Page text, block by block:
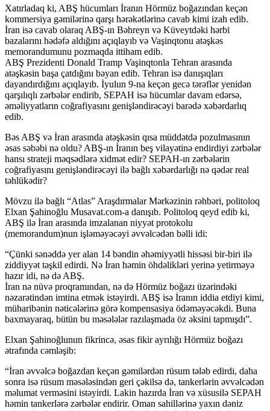
Xatırladaq ki, ABŞ hücumları İranın Hörmüz boğazından keçən
kommersiya gəmilərinə qarşı hərəkətlərinə cavab kimi izah edib.
İran isə cavab olaraq ABŞ-ın Bəhreyn və Küveytdəki hərbi
bazalarını hədəfə aldığını açıqlayıb və Vaşinqtonu atəşkəs
memorandumunu pozmaqda ittiham edib.
ABŞ Prezidenti Donald Tramp Vaşinqtonla Tehran arasında
atəşkəsin başa çatdığını bəyan edib. Tehran isə danışıqları
dayandırdığını açıqlayıb. İyulun 9-na keçən gecə tərəflər yenidən
qarşılıqlı zərbələr endirib, SEPAH isə hücumlar davam edərsə,
əməliyyatların coğrafiyasını genişləndirəcəyi barədə xəbərdarlıq
edib.
Bəs ABŞ və İran arasında atəşkəsin qısa müddətdə pozulmasının
əsas səbəbi nə oldu? ABŞ-ın İranın beş vilayətinə endirdiyi zərbələr
hansı strateji məqsədlərə xidmət edir? SEPAH-ın zərbələrin
coğrafiyasını genişləndirəcəyi ilə bağlı xəbərdarlığı nə qədər real
təhlükədir?
Mövzu ilə bağlı “Atlas” Araşdırmalar Mərkəzinin rəhbəri, politoloq
Elxan Şahinoğlu Musavat.com-a danışıb. Politoloq qeyd edib ki,
ABŞ ilə İran arasında imzalanan niyyət protokolu
(memorandum)nun işləməyəcəyi əvvəlcədən bəlli idi:
“Çünki sənəddə yer alan 14 bəndin əhəmiyyətli hissəsi bir-biri ilə
ziddiyyət təşkil edirdi. Nə İran həmin öhdəlikləri yerinə yetirməyə
hazır idi, nə də ABŞ.
İran nə nüvə proqramından, nə də Hörmüz boğazı üzərindəki
nəzarətindən imtina etmək istəyirdi. ABŞ isə İranın iddia etdiyi kimi,
müharibənin nəticələrinə görə kompensasiya ödəməyəcəkdi. Buna
baxmayaraq, bütün bu məsələlər razılaşmada öz əksini tapmışdı”.
Elxan Şahinoğlunun fikrincə, əsas fikir ayrılığı Hörmüz boğazı
ətrafında cəmləşib:
“İran əvvəlcə boğazdan keçən gəmilərdən rüsum tələb edirdi, daha
sonra isə rüsum məsələsindən geri çəkilsə də, tankerlərin əvvəlcədən
məlumat verməsini istəyirdi. Lakin hazırda İran və xüsusilə SEPAH
həmin tankerlərə zərbələr endirir. Oman sahillərinə yaxın dəniz